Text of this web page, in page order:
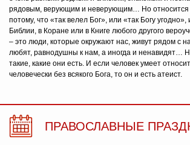
рядовым, верующим и неверующим… Но относится
потому, что «так велел Бог», или «так Богу
Библии, в Коране или в Книге любого другого
– это люди, которые окружают нас, живут рядом с
любят, равнодушны к нам, а иногда и ненавидят…
такие, какие они есть. И если человек умеет
человечески без всякого Бога, то он и есть атеист.
ПРАВОСЛАВНЫЕ